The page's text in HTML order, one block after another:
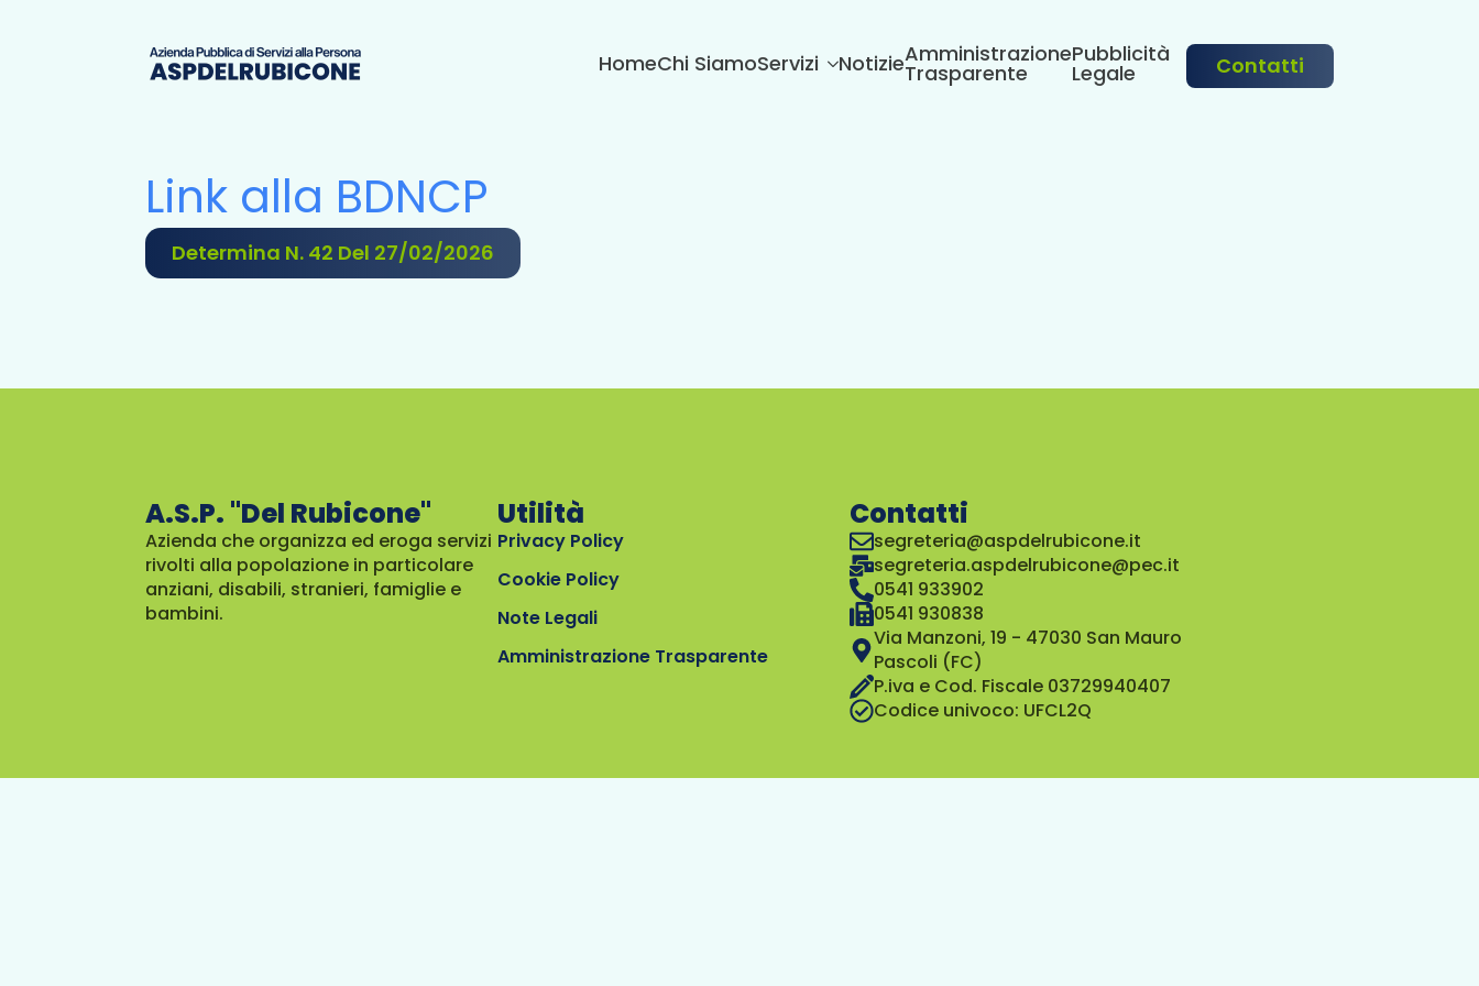
HomeChi SiamoServizi NotizieAmministrazione
Trasparente
Pubblicità
Legale Contatti
Link alla BDNCP
Determina N. 42 Del 27/02/2026
A.S.P. "Del Rubicone"
Azienda che organizza ed eroga servizi
rivolti alla popolazione in particolare
anziani, disabili, stranieri, famiglie e
bambini.
Utilità
Privacy Policy
Cookie Policy
Note Legali
Amministrazione Trasparente
Contatti
segreteria@aspdelrubicone.it
segreteria.aspdelrubicone@pec.it
0541 933902
0541 930838
Via Manzoni, 19 - 47030 San Mauro
Pascoli (FC)
P.iva e Cod. Fiscale 03729940407
Codice univoco: UFCL2Q